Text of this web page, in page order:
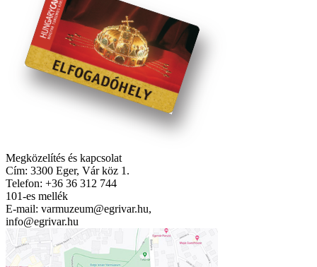
Megközelítés és kapcsolat
Cím: 3300 Eger, Vár köz 1.
Telefon: +36 36 312 744
101-es mellék
E-mail: varmuzeum@egrivar.hu,
info@egrivar.hu